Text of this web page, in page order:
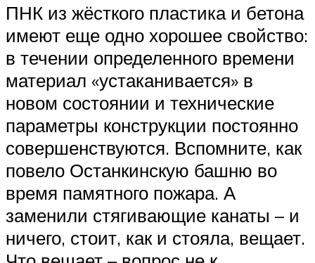
ПНК из жёсткого пластика и бетона
имеют еще одно хорошее свойство:
в течении определенного времени
материал «устаканивается» в
новом состоянии и технические
параметры конструкции постоянно
совершенствуются. Вспомните, как
повело Останкинскую башню во
время памятного пожара. А
заменили стягивающие канаты – и
ничего, стоит, как и стояла, вещает.